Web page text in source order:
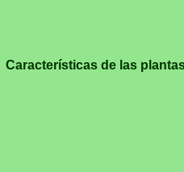
Características de las